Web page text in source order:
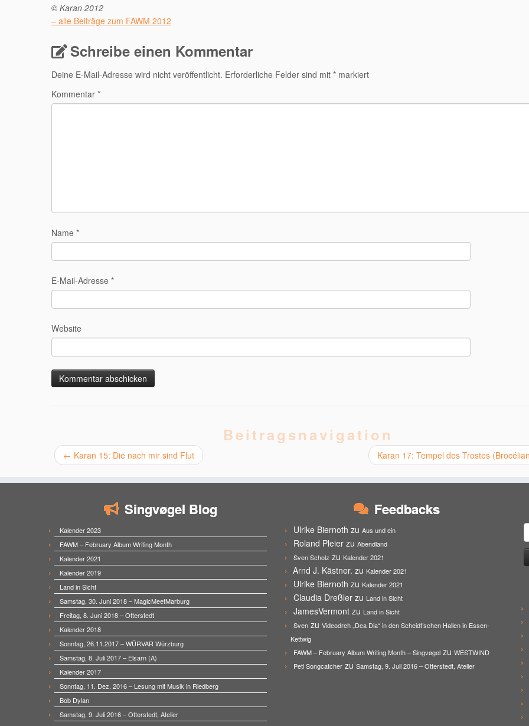
© Karan 2012
– alle Beiträge zum FAWM 2012
Schreibe einen Kommentar
Deine E-Mail-Adresse wird nicht veröffentlicht. Erforderliche Felder sind mit * markiert
Kommentar *
Name *
E-Mail-Adresse *
Website
Beitragsnavigation
← Karan 15: Die nach mir sind Flut Karan 17: Tempel des Trostes
Singvøgel Blog
Kalender 2023
FAWM – February Album Writing Month
Kalender 2021
Kalender 2019
Land in Sicht
Samstag, 30. Juni 2018 – MagicMeetMarburg
Freitag, 8. Juni 2018 – Otterstedt
Kalender 2018
Sonntag, 26.11.2017 – WÜRVAR Würzburg
Samstag, 8. Juli 2017 – Elsarn (A)
Kalender 2017
Sonntag, 11. Dez. 2016 – Lesung mit Musik in Riedberg
Bob Dylan
Samstag, 9. Juli 2016 – Otterstedt, Atelier
Feedbacks
Ulrike Biernoth zu Aus und ein
Roland Pleier zu Abendland
Sven Scholz zu Kalender 2021
Arnd J. Kästner. zu Kalender 2021
Ulrike Biernoth zu Kalender 2021
Claudia Dreßler zu Land in Sicht
JamesVermont zu Land in Sicht
Sven zu Videodreh „Dea Dia“ in den Scheidt’schen Hallen in Essen-
Kettwig
FAWM – February Album Writing Month – Singvøgel zu WESTWIND
Peti Songcatcher zu Samstag, 9. Juli 2016 – Otterstedt, Atelier